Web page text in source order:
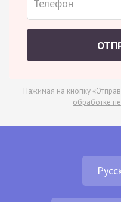
Нажимая на кнопку
обработке